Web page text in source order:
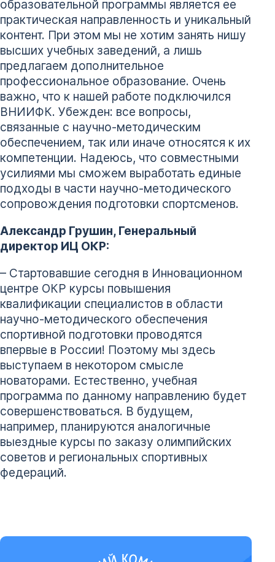
образовательной программы является ее
практическая направленность и уникальный
контент. При этом мы не хотим занять нишу
высших учебных заведений, а лишь
предлагаем дополнительное
профессиональное образование. Очень
важно, что к нашей работе подключился
ВНИИФК. Убежден: все вопросы,
связанные с научно-методическим
обеспечением, так или иначе относятся к их
компетенции. Надеюсь, что совместными
усилиями мы сможем выработать единые
подходы в части научно-методического
сопровождения подготовки спортсменов.
Александр Грушин, Генеральный
директор ИЦ ОКР:
– Стартовавшие сегодня в Инновационном
центре ОКР курсы повышения
квалификации специалистов в области
научно-методического обеспечения
спортивной подготовки проводятся
впервые в России! Поэтому мы здесь
выступаем в некотором смысле
новаторами. Естественно, учебная
программа по данному направлению будет
совершенствоваться. В будущем,
например, планируются аналогичные
выездные курсы по заказу олимпийских
советов и региональных спортивных
федераций.